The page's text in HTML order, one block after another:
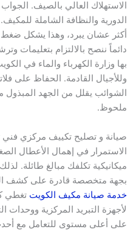
الاستهلاك العالي بالصيف.
الدورية والنظافة الشاملة
أكثر عشان يبرد، وهذا يشكل
دائماً ننصح بالالتزام بتعليمات
بها وزارة الكهرباء والماء في
وللأجيال القادمة. الحفاظ على
الشوائب يقلل من الجهد المبذول
ملحوظ.
صيانة و تصليح تكييف مركزي فني
الاستمرار في إهمال الأعطال
ميكانيكية تكلفك مبالغ طائلة.
بجهة متخصصة قادرة على كشف
خدمة صيانة مكيف الكويت تغطي
لأجهزة التبريد المركزية ووحدات
على أعلى مستوى للتعامل مع